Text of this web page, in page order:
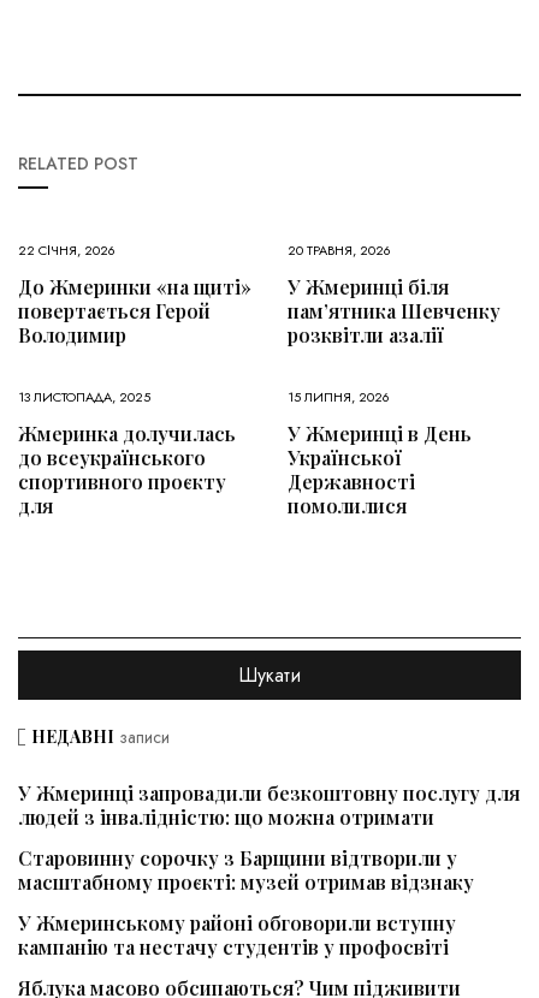
RELATED POST
22 СІЧНЯ, 2026
До Жмеринки «на щиті»
повертається Герой
Володимир
20 ТРАВНЯ, 2026
У Жмеринці біля
пам’ятника Шевченку
розквітли азалії
13 ЛИСТОПАДА, 2025
Жмеринка долучилась
до всеукраїнського
спортивного проєкту
для
15 ЛИПНЯ, 2026
У Жмеринці в День
Української
Державності
помолилися
НЕДАВНІ записи
У Жмеринці запровадили безкоштовну послугу для
людей з інвалідністю: що можна отримати
Старовинну сорочку з Барщини відтворили у
масштабному проєкті: музей отримав відзнаку
У Жмеринському районі обговорили вступну
кампанію та нестачу студентів у профосвіті
Яблука масово обсипаються? Чим підживити